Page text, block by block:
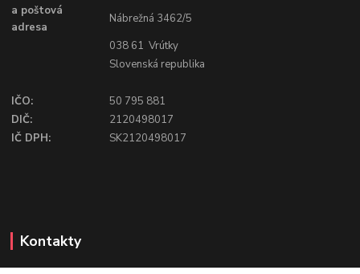
a poštová
adresa
Nábrežná 3462/5
038 61 Vrútky
Slovenská republika
IČO:
50 795 881
DIČ:
2120498017
IČ DPH:
SK2120498017
Kontakty